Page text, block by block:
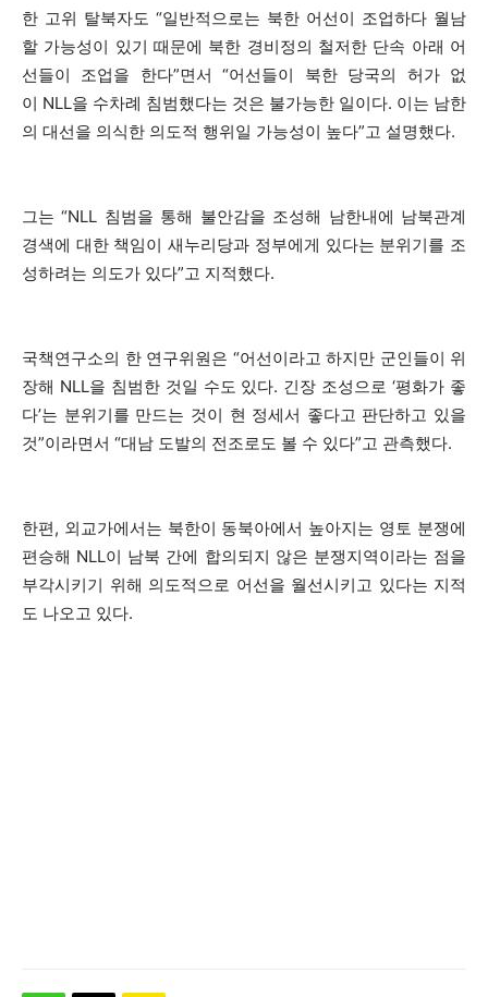
한 고위 탈북자도 “일반적으로는 북한 어선이 조업하다 월남
할 가능성이 있기 때문에 북한 경비정의 철저한 단속 아래 어
선들이 조업을 한다”면서 “어선들이 북한 당국의 허가 없
이 NLL을 수차례 침범했다는 것은 불가능한 일이다. 이는 남한
의 대선을 의식한 의도적 행위일 가능성이 높다”고 설명했다.
그는 “NLL 침범을 통해 불안감을 조성해 남한내에 남북관계
경색에 대한 책임이 새누리당과 정부에게 있다는 분위기를 조
성하려는 의도가 있다”고 지적했다.
국책연구소의 한 연구위원은 “어선이라고 하지만 군인들이 위
장해 NLL을 침범한 것일 수도 있다. 긴장 조성으로 ‘평화가 좋
다’는 분위기를 만드는 것이 현 정세서 좋다고 판단하고 있을
것”이라면서 “대남 도발의 전조로도 볼 수 있다”고 관측했다.
한편, 외교가에서는 북한이 동북아에서 높아지는 영토 분쟁에
편승해 NLL이 남북 간에 합의되지 않은 분쟁지역이라는 점을
부각시키기 위해 의도적으로 어선을 월선시키고 있다는 지적
도 나오고 있다.